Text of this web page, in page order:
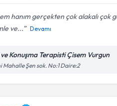
hanım gerçekten çok alakalı çok
ve...
Devamı
Konuşma Terapisti Çisem Vurgun
Mahalle Şen sok. No:1 Daire:2